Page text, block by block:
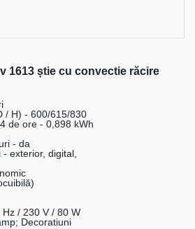
1613 știe cu convectie răcire
/ H) - 600/615/830
de ore - 0,898 kWh
- da
exterior, digital,
/ 230 V / 80 W
Decoratiuni